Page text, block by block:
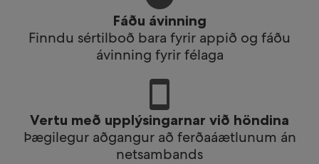
Fáðu ávinning
Finndu sértilboð bara fyrir appið og fáðu
ávinning fyrir félaga
Vertu með upplýsingarnar við höndina
Þægilegur aðgangur að ferðaáætlunum án
netsambands